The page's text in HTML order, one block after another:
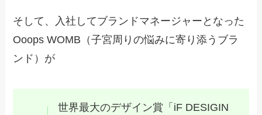
そして、入社してブランドマネージャーとなった
Ooops WOMB（子宮周りの悩みに寄り添うブラ
ンド）が
世界最大のデザイン賞「iF DESIGIN